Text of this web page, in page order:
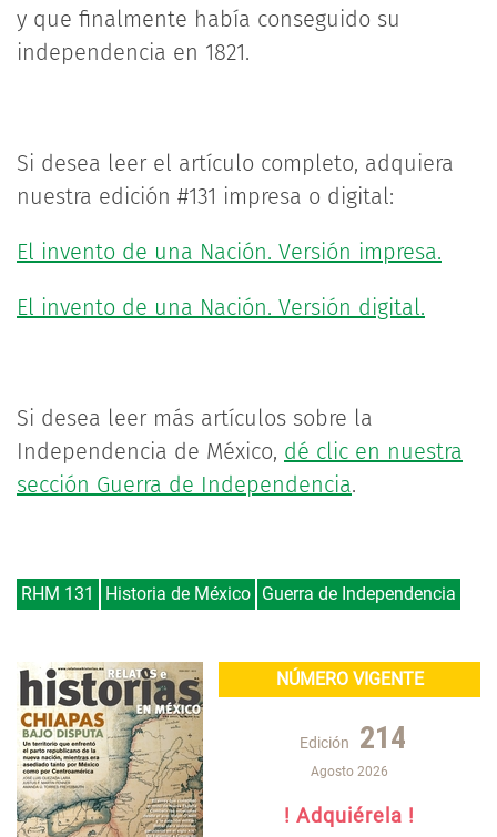
y que finalmente había conseguido su
independencia en 1821.
Si desea leer el artículo completo, adquiera
nuestra edición #131 impresa o digital:
El invento de una Nación. Versión impresa.
El invento de una Nación. Versión digital.
Si desea leer más artículos sobre la
Independencia de México, dé clic en nuestra
sección Guerra de Independencia.
RHM 131 Historia de México Guerra de Independencia
NÚMERO VIGENTE
Edición 214
Agosto 2026
! Adquiérela !